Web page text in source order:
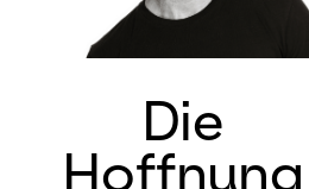
Die
Hoffnung